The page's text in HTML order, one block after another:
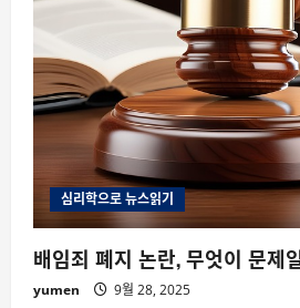
심리학으로 뉴스읽기
배임죄 폐지 논란, 무엇이 문제
yumen 9월 28, 2025